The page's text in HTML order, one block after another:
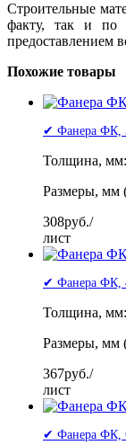
Строительные
факту, так и по
предоставлением
Похожие товары
✔ Фанера ФК,
Толщина,
Размеры, мм
308руб./
лист
✔ Фанера ФК,
Толщина,
Размеры, мм
367руб./
лист
✔ Фанера ФК,